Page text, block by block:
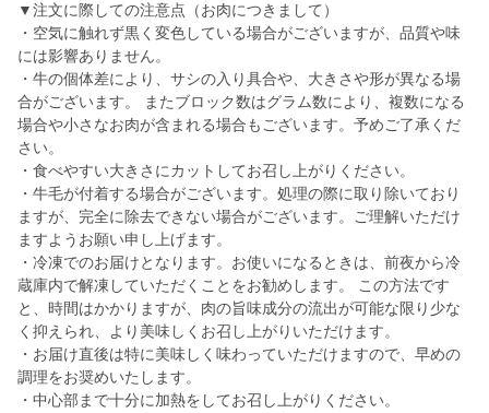
▼注文に際しての注意点（お肉につきまして）
・空気に触れず黒く変色している場合がございますが、品質や味
には影響ありません。
・牛の個体差により、サシの入り具合や、大きさや形が異なる場
合がございます。 またブロック数はグラム数により、複数になる
場合や小さなお肉が含まれる場合もございます。予めご了承くだ
さい。
・食べやすい大きさにカットしてお召し上がりください。
・牛毛が付着する場合がございます。処理の際に取り除いており
ますが、完全に除去できない場合がございます。ご理解いただけ
ますようお願い申し上げます。
・冷凍でのお届けとなります。お使いになるときは、前夜から冷
蔵庫内で解凍していただくことをお勧めします。 この方法です
と、時間はかかりますが、肉の旨味成分の流出が可能な限り少な
く抑えられ、より美味しくお召し上がりいただけます。
・お届け直後は特に美味しく味わっていただけますので、早めの
調理をお奨めいたします。
・中心部まで十分に加熱をしてお召し上がりください。